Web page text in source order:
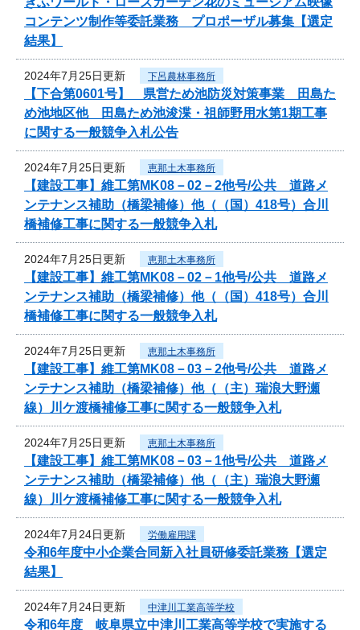
コンテンツ制作等委託業務 プロポーザル募集【選定
結果】
2024年7月25日更新 下呂農林事務所
【下合第0601号】 県営ため池防災対策事業 田島た
め池地区他 田島ため池浚渫・祖師野用水第1期工事
に関する一般競争入札公告
2024年7月25日更新 恵那土木事務所
【建設工事】維工第MK08－02－2他号/公共 道路メ
ンテナンス補助（橋梁補修）他（（国）418号）合川
橋補修工事に関する一般競争入札
2024年7月25日更新 恵那土木事務所
【建設工事】維工第MK08－02－1他号/公共 道路メ
ンテナンス補助（橋梁補修）他（（国）418号）合川
橋補修工事に関する一般競争入札
2024年7月25日更新 恵那土木事務所
【建設工事】維工第MK08－03－2他号/公共 道路メ
ンテナンス補助（橋梁補修）他（（主）瑞浪大野瀬
線）川ケ渡橋補修工事に関する一般競争入札
2024年7月25日更新 恵那土木事務所
【建設工事】維工第MK08－03－1他号/公共 道路メ
ンテナンス補助（橋梁補修）他（（主）瑞浪大野瀬
線）川ケ渡橋補修工事に関する一般競争入札
2024年7月24日更新 労働雇用課
令和6年度中小企業合同新入社員研修委託業務【選定
結果】
2024年7月24日更新 中津川工業高等学校
令和6年度 岐阜県立中津川工業高等学校で実施する